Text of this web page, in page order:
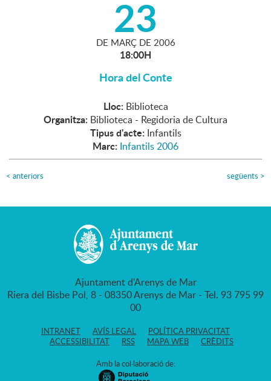
23
DE MARÇ DE 2006
18:00H
Hora del Conte
Lloc: Biblioteca
Organitza: Biblioteca - Regidoria de Cultura
Tipus d'acte: Infantils
Marc: Infantils 2006
< anteriors següents >
Ajuntament d'Arenys de Mar
Riera del Bisbe Pol, 8 - 08350 Arenys de Mar - Tel. 93 795 99
00
INTRANET AVÍS LEGAL
POLÍTICA PRIVACITAT
ACCESSIBILITAT
RSS MAPA WEB CRÈDITS
Amb la col·laboració de: